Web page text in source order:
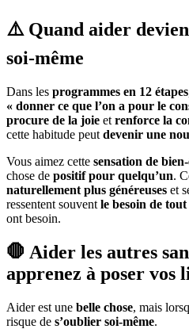
⚠️ Quand aider
soi-même
Dans les programmes en 12 étapes
« donner ce que l’on a pour le
procure de la joie et renforce la
cette habitude peut devenir une
Vous aimez cette sensation de
chose de positif pour quelqu’un.
naturellement plus généreuses et
ressentent souvent le besoin de
ont besoin.
🛑 Aider les autres
apprenez à poser vos
Aider est une belle chose, mais
risque de s’oublier soi-même.